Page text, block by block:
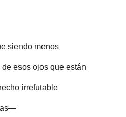
siendo menos
esos ojos que están
irrefutable